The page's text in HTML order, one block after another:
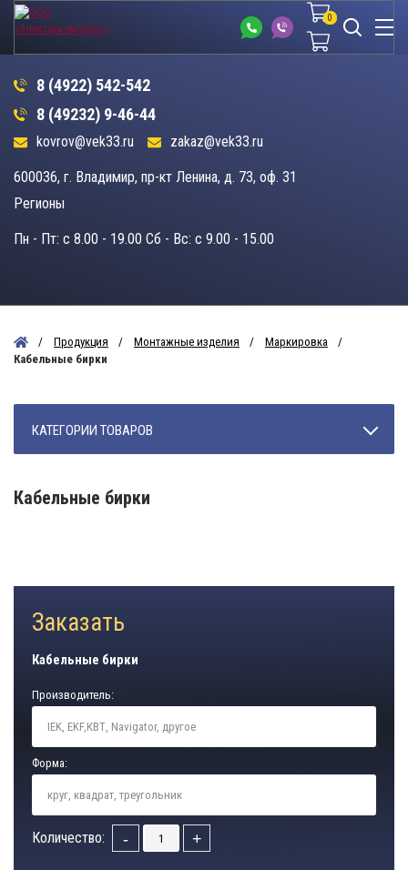
8 (4922) 542-542
8 (49232) 9-46-44
kovrov@vek33.ru zakaz@vek33.ru
600036, г. Владимир, пр-кт Ленина, д. 73, оф. 31
Регионы
Пн - Пт: c 8.00 - 19.00 Сб - Вс: c 9.00 - 15.00
00
Продукция Монтажные изделия
Маркировка
Кабельные бирки
КАТЕГОРИИ ТОВАРОВ
Кабельные бирки
Заказать
Кабельные бирки
Производитель:
Форма:
Количество: - +